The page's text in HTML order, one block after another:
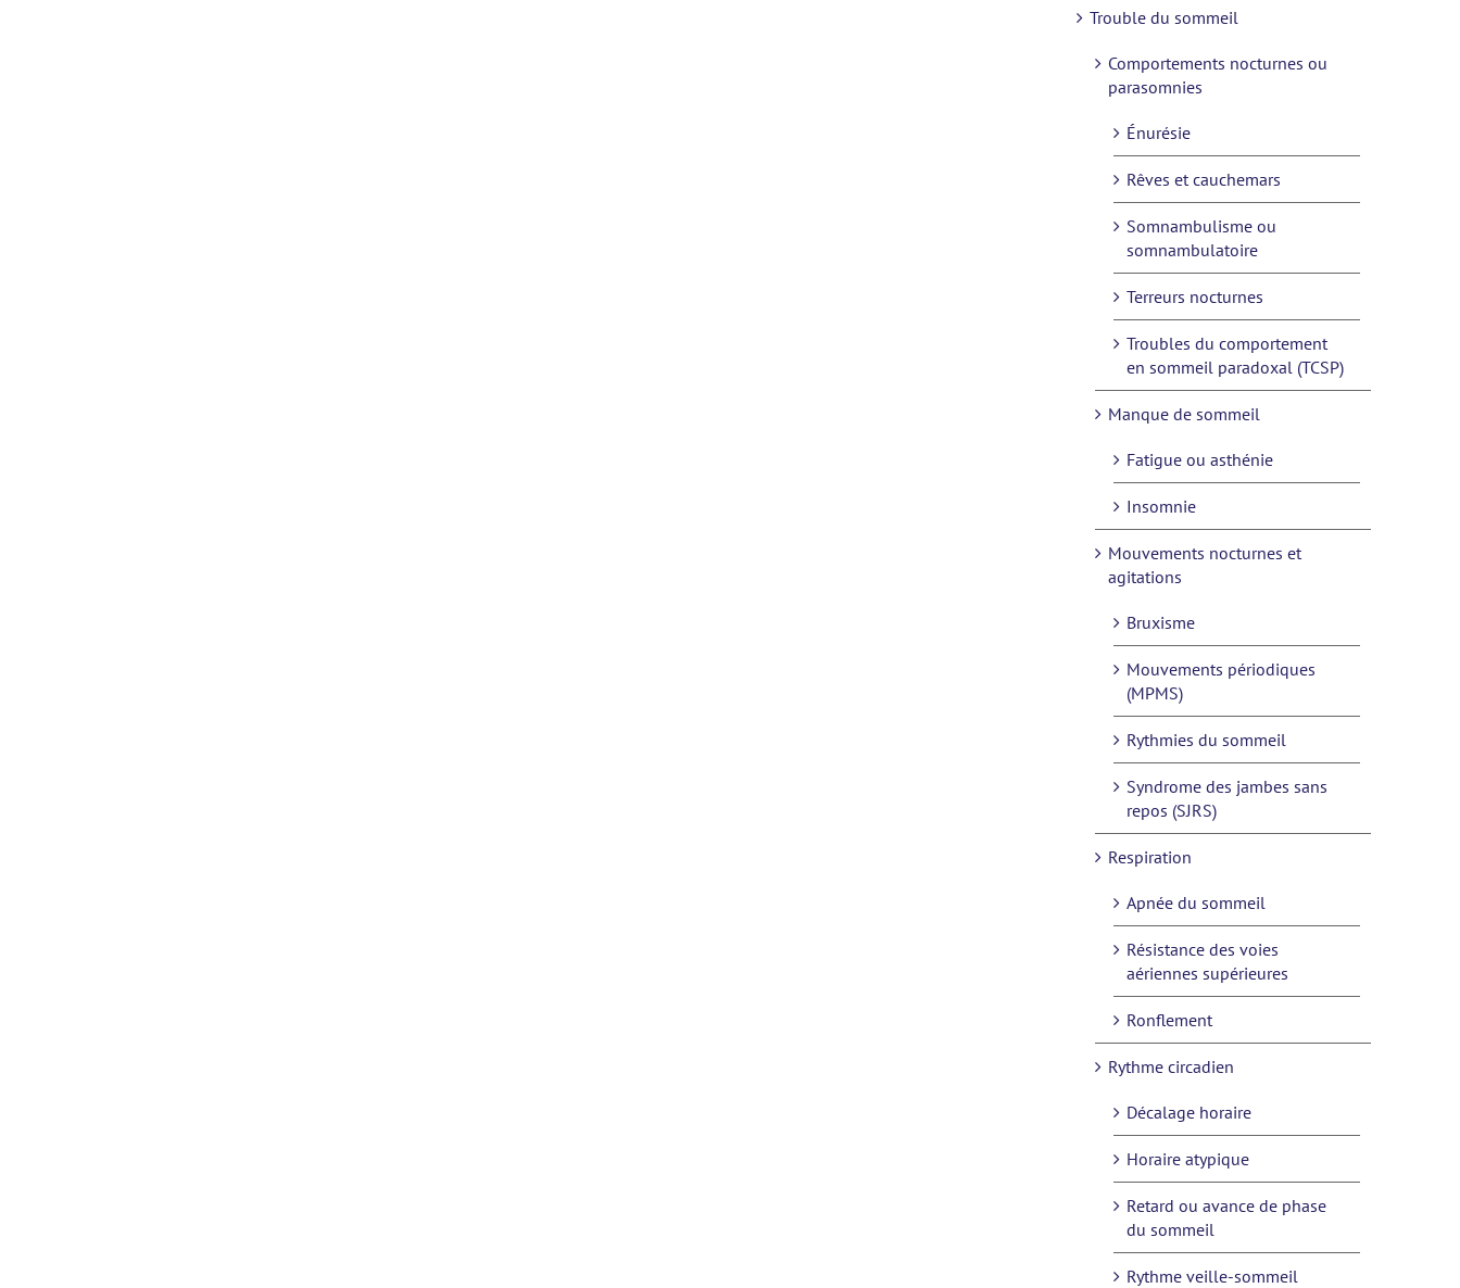
Trouble du sommeil
Comportements nocturnes ou
parasomnies
Énurésie
Rêves et cauchemars
Somnambulisme ou
somnambulatoire
Terreurs nocturnes
Troubles du comportement
en sommeil paradoxal (TCSP)
Manque de sommeil
Fatigue ou asthénie
Insomnie
Mouvements nocturnes et
agitations
Bruxisme
Mouvements périodiques
(MPMS)
Rythmies du sommeil
Syndrome des jambes sans
repos (SJRS)
Respiration
Apnée du sommeil
Résistance des voies
aériennes supérieures
Ronflement
Rythme circadien
Décalage horaire
Horaire atypique
Retard ou avance de phase
du sommeil
Rythme veille-sommeil